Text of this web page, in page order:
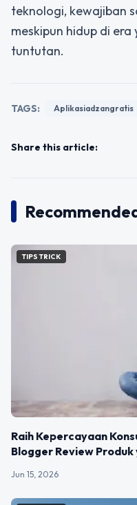
teknologi, kewajiban
meskipun hidup di
tuntutan.
TAGS: Aplikasiadzangratis
Share this article:
TIPS TRICK
Raih Kepercayaan
Blogger Review
Jun 15, 2026